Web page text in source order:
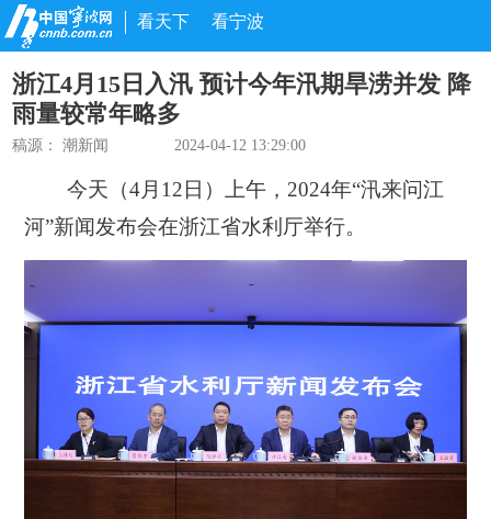
看天下 看宁波
浙江4月15日入汛 预计今年汛期旱涝并发 降
雨量较常年略多
稿源：潮新闻 2024-04-12 13:29:00
今天（4月12日）上午，2024年“汛来问江
河”新闻发布会在浙江省水利厅举行。